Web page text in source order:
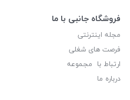
فروشگاه جانبی با ما
مجله اینترنتی
فرصت های شغلی
ارتباط با مجموعه
درباره ما